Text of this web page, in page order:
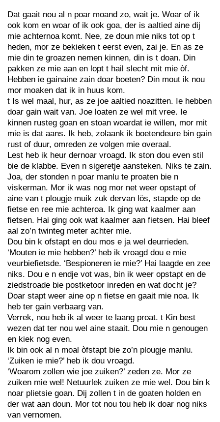
Dat gaait nou al n poar moand zo, wait je. Woar of ik
ook kom en woar of ik ook goa, der is aaltied aine dij
mie achternoa komt. Nee, ze doun mie niks tot op t
heden, mor ze bekieken t eerst even, zai je. En as ze
mie din te groazen nemen kinnen, din is t doan. Din
pakken ze mie aan en lopt t hail slecht mit mie òf.
Hebben ie gainaine zain doar boeten? Din mout ik nou
mor moaken dat ik in huus kom.
t Is wel maal, hur, as ze joe aaltied noazitten. Ie hebben
doar gain wait van. Joe loaten ze wel mit vree. Ie
kinnen rusteg goan en stoan woardat ie willen, mor mit
mie is dat aans. Ik heb, zolaank ik boetendeure bin gain
rust of duur, omreden ze volgen mie overaal.
Lest heb ik heur dernoar vroagd. Ik ston dou even stil
bie de klabbe. Even n sigeretje aansteken. Niks te zain.
Joa, der stonden n poar manlu te proaten bie n
viskerman. Mor ik was nog mor net weer opstapt of
aine van t plougje muik zuk dervan lös, stapde op de
fietse en ree mie achteroa. Ik ging wat kaalmer aan
fietsen. Hai ging ook wat kaalmer aan fietsen. Hai bleef
aal zo’n twinteg meter achter mie.
Dou bin k ofstapt en dou mos e ja wel deurrieden.
‘Mouten ie mie hebben?’ heb ik vroagd dou e mie
veurbiefietsde. ‘Bespioneren ie mie?’ Hai laagde en zee
niks. Dou e n endje vot was, bin ik weer opstapt en de
ziedstroade bie postketoor inreden en wat docht je?
Doar stapt weer aine op n fietse en gaait mie noa. Ik
heb ter gain verbaarg van.
Verrek, nou heb ik al weer te laang proat. t Kin best
wezen dat ter nou wel aine staait. Dou mie n genougen
en kiek nog even.
Ik bin ook al n moal òfstapt bie zo’n plougje manlu.
‘Zuiken ie mie?’ heb ik dou vroagd.
‘Woarom zollen wie joe zuiken?’ zeden ze. Mor ze
zuiken mie wel! Netuurlek zuiken ze mie wel. Dou bin k
noar plietsie goan. Dij zollen t in de goaten holden en
der wat aan doun. Mor tot nou tou heb ik doar nog niks
van vernomen.